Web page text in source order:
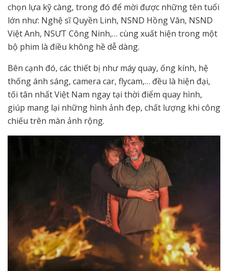
chọn lựa kỹ càng, trong đó để mời được những tên tuổi
lớn như: Nghệ sĩ Quyền Linh, NSND Hồng Vân, NSND
Việt Anh, NSƯT Công Ninh,… cùng xuất hiện trong một
bộ phim là điều không hề dễ dàng.
Bên cạnh đó, các thiết bị như máy quay, ống kính, hệ
thống ánh sáng, camera car, flycam,… đều là hiện đại,
tối tân nhất Việt Nam ngay tại thời điểm quay hình,
giúp mang lại những hình ảnh đẹp, chất lượng khi công
chiếu trên màn ảnh rộng.